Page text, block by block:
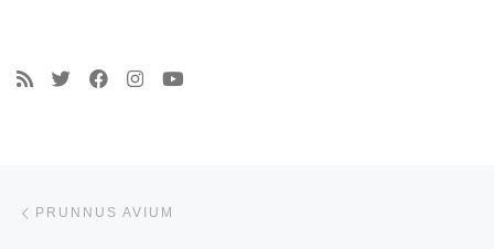
PRUNNUS AVIUM